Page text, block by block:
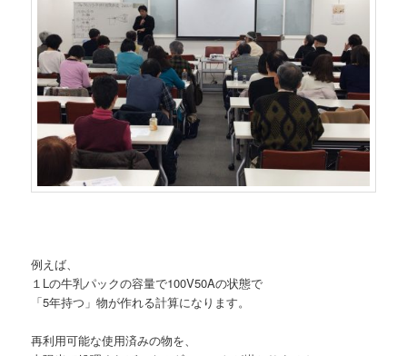
例えば、
１Lの牛乳パックの容量で100V50Aの状態で
「5年持つ」物が作れる計算になります。
再利用可能な使用済みの物を、